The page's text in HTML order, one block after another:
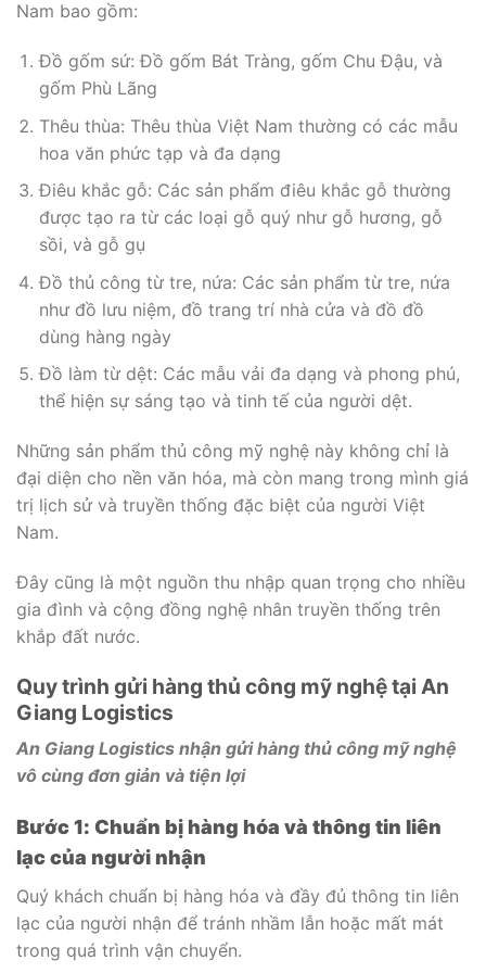
Nam bao gồm:
Đồ gốm sứ: Đồ gốm Bát Tràng, gốm Chu Đậu, và
gốm Phù Lãng
Thêu thùa: Thêu thùa Việt Nam thường có các mẫu
hoa văn phức tạp và đa dạng
Điêu khắc gỗ: Các sản phẩm điêu khắc gỗ thường
được tạo ra từ các loại gỗ quý như gỗ hương, gỗ
sồi, và gỗ gụ
Đồ thủ công từ tre, nứa: Các sản phẩm từ tre, nứa
như đồ lưu niệm, đồ trang trí nhà cửa và đồ đồ
dùng hàng ngày
Đồ làm từ dệt: Các mẫu vải đa dạng và phong phú,
thể hiện sự sáng tạo và tinh tế của người dệt.
Những sản phẩm thủ công mỹ nghệ này không chỉ là
đại diện cho nền văn hóa, mà còn mang trong mình giá
trị lịch sử và truyền thống đặc biệt của người Việt
Nam.
Đây cũng là một nguồn thu nhập quan trọng cho nhiều
gia đình và cộng đồng nghệ nhân truyền thống trên
khắp đất nước.
Quy trình gửi hàng thủ công mỹ nghệ tại An
Giang Logistics
An Giang Logistics nhận gửi hàng thủ công mỹ nghệ
vô cùng đơn giản và tiện lợi
Bước 1: Chuẩn bị hàng hóa và thông tin liên
lạc của người nhận
Quý khách chuẩn bị hàng hóa và đầy đủ thông tin liên
lạc của người nhận để tránh nhầm lẫn hoặc mất mát
trong quá trình vận chuyển.